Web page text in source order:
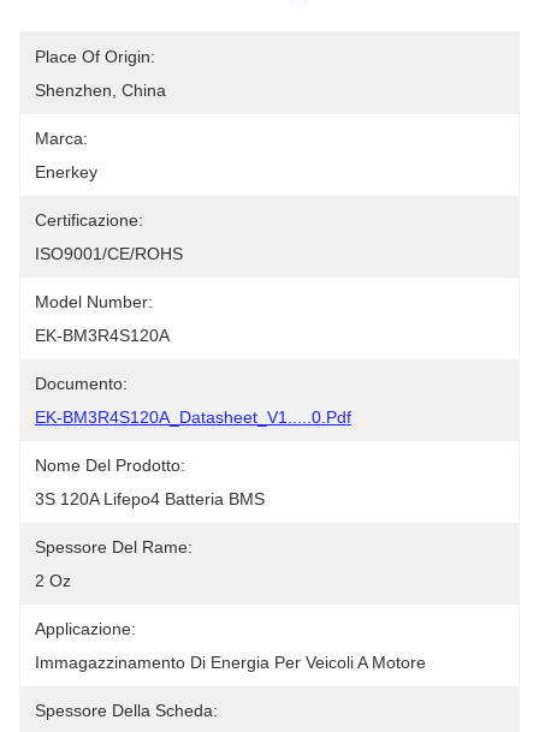
Place Of Origin:
Shenzhen, China
Marca:
Enerkey
Certificazione:
ISO9001/CE/ROHS
Model Number:
EK-BM3R4S120A
Documento:
EK-BM3R4S120A_Datasheet_V1.....0.pdf
Nome Del Prodotto:
3S 120A Lifepo4 Batteria BMS
Spessore Del Rame:
2 Oz
Applicazione:
Immagazzinamento Di Energia Per Veicoli A Motore
Spessore Della Scheda: